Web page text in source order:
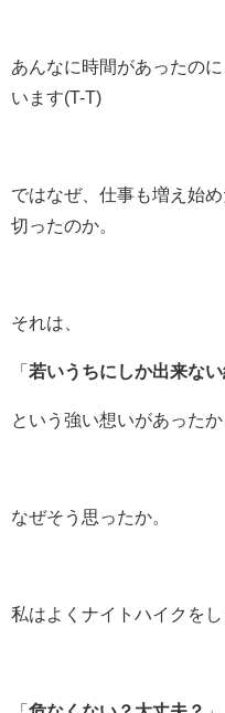
あんなに時間があったの
います(T-T)
ではなぜ、仕事も増え始
切ったのか。
それは、
「 若いうちにしか出来な
という強い想いがあった
なぜそう思ったか。
私はよくナイトハイクをし